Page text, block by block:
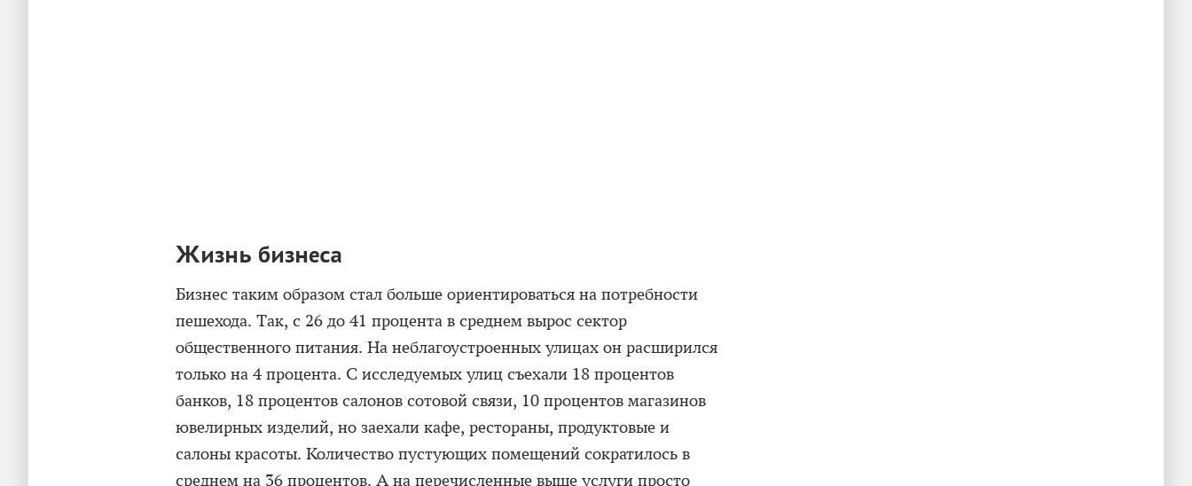
Жизнь бизнеса
Бизнес таким образом стал больше ориентироваться на потребности
пешехода. Так, с 26 до 41 процента в среднем вырос сектор
общественного питания. На неблагоустроенных улицах он расширился
только на 4 процента. С исследуемых улиц съехали 18 процентов
банков, 18 процентов салонов сотовой связи, 10 процентов магазинов
ювелирных изделий, но заехали кафе, рестораны, продуктовые и
салоны красоты. Количество пустующих помещений сократилось в
среднем на 36 процентов. А на перечисленные выше услуги просто